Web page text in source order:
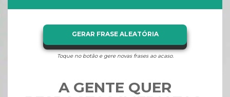
GERAR FRASE ALEATÓRIA
Toque no botão e gere novas frases ao acaso.
A GENTE QUER